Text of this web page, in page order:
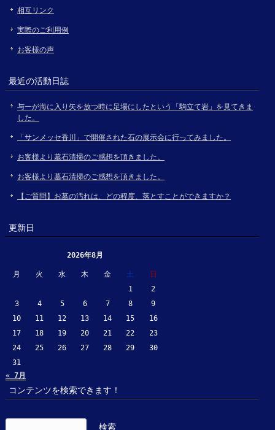
相互リンク
実際のご利用例
お客様の声
最近の活動日誌
与一が海に入り矢を放つ時に足場にしたという「駒立て岩」を見てきま
した。
「サンメッセ香川」で開催された石の展示会に行ってみました。
お客様より墓石清掃のご感想を頂きました。
お客様より墓石清掃のご感想を頂きました。
【ご質問】お墓の汚れは、どの程度、落とすことができますか？
更新日
2026年8月
月 火 水 木 金 土
日
1
2
3
4 5 6 7 8
9
10
11 12 13 14 15
16
17
18 19 20 21 22
23
24
25 26 27 28 29
30
31
« 7月
コンテンツを検索できます！